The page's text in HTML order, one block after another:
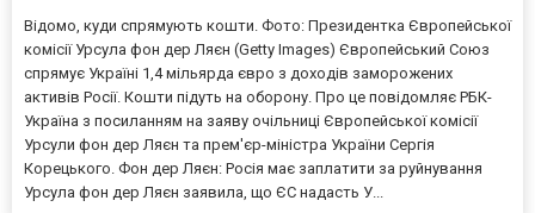
Відомо, куди спрямують кошти. Фото: Президентка Європейської
комісії Урсула фон дер Ляєн (Getty Images) Європейський Союз
спрямує Україні 1,4 мільярда євро з доходів заморожених
активів Росії. Кошти підуть на оборону. Про це повідомляє РБК-
Україна з посиланням на заяву очільниці Європейської комісії
Урсули фон дер Ляєн та прем'єр-міністра України Сергія
Корецького. Фон дер Ляєн: Росія має заплатити за руйнування
Урсула фон дер Ляєн заявила, що ЄС надасть У...